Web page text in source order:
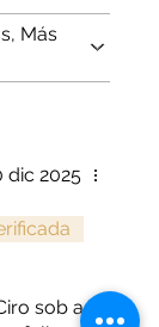
Más
dic 2025
sob a